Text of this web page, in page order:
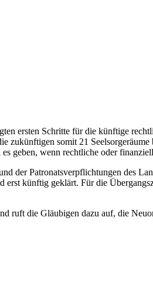
ersten Schritte für die künftige
zukünftigen somit 21
geben, wenn rechtliche oder
der Patronatsverpflichtungen des
künftig geklärt. Für die
ruft die Gläubigen dazu auf, die